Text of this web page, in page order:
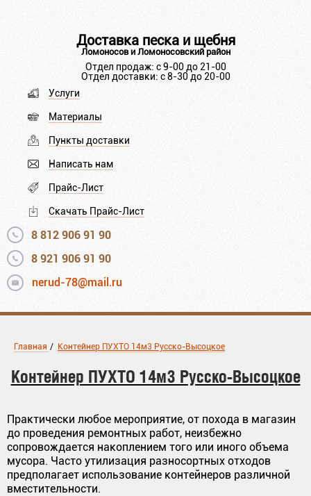
Доставка песка и щебня
Ломоносов и Ломоносовский район
Отдел продаж: с 9-00 до 21-00
Отдел доставки: с 8-30 до 20-00
Услуги
Материалы
Пункты доставки
Написать нам
Прайс-Лист
Скачать Прайс-Лист
8 812 906 91 90
8 921 906 91 90
nerud-78@mail.ru
Главная / Контейнер ПУХТО 14м3 Русско-Высоцкое
Контейнер ПУХТО 14м3 Русско-Высоцкое
Практически любое мероприятие, от похода в магазин
до проведения ремонтных работ, неизбежно
сопровождается накоплением того или иного объема
мусора. Часто утилизация разносортных отходов
предполагает использование контейнеров различной
вместительности.